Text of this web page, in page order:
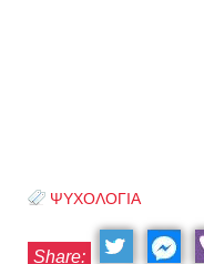
ΨΥΧΟΛΟΓΙΑ
Share: